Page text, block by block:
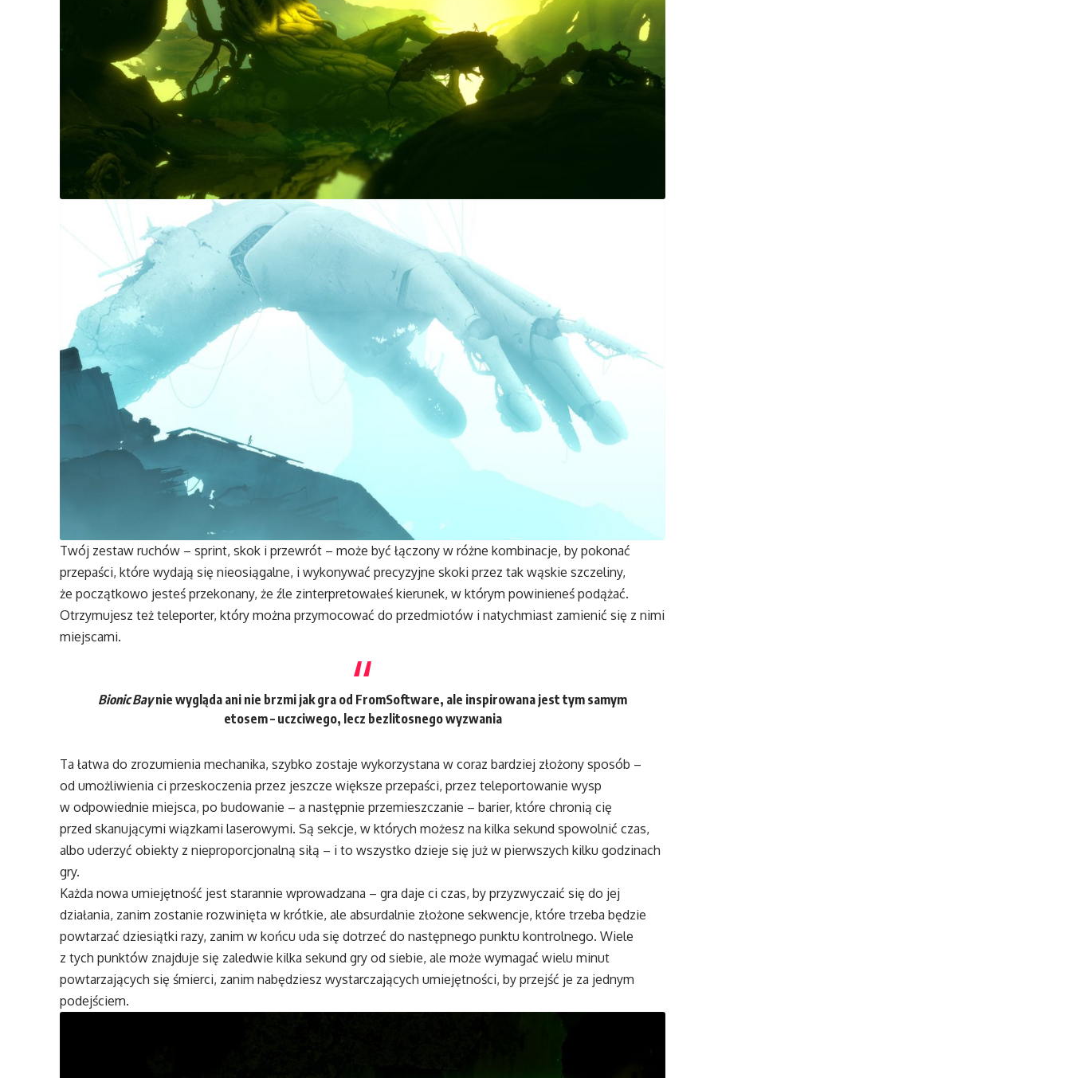
Twój zestaw ruchów – sprint, skok i przewrót – może być łączony w różne kombinacje, by pokonać
przepaści, które wydają się nieosiągalne, i wykonywać precyzyjne skoki przez tak wąskie szczeliny,
że początkowo jesteś przekonany, że źle zinterpretowałeś kierunek, w którym powinieneś podążać.
Otrzymujesz też teleporter, który można przymocować do przedmiotów i natychmiast zamienić się z nimi
miejscami.
Bionic Baynie wygląda ani nie brzmi jak gra od FromSoftware, ale inspirowana jest tym samym
etosem – uczciwego, lecz bezlitosnego wyzwania
Ta łatwa do zrozumienia mechanika, szybko zostaje wykorzystana w coraz bardziej złożony sposób –
od umożliwienia ci przeskoczenia przez jeszcze większe przepaści, przez teleportowanie wysp
w odpowiednie miejsca, po budowanie – a następnie przemieszczanie – barier, które chronią cię
przed skanującymi wiązkami laserowymi. Są sekcje, w których możesz na kilka sekund spowolnić czas,
albo uderzyć obiekty z nieproporcjonalną siłą – i to wszystko dzieje się już w pierwszych kilku godzinach
gry.
Każda nowa umiejętność jest starannie wprowadzana – gra daje ci czas, by przyzwyczaić się do jej
działania, zanim zostanie rozwinięta w krótkie, ale absurdalnie złożone sekwencje, które trzeba będzie
powtarzać dziesiątki razy, zanim w końcu uda się dotrzeć do następnego punktu kontrolnego. Wiele
z tych punktów znajduje się zaledwie kilka sekund gry od siebie, ale może wymagać wielu minut
powtarzających się śmierci, zanim nabędziesz wystarczających umiejętności, by przejść je za jednym
podejściem.